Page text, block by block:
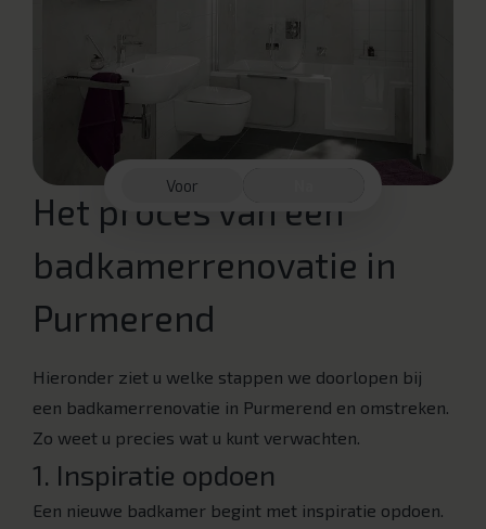
Voor
Het proces van een
badkamerrenovatie in
Purmerend
Hieronder ziet u welke stappen we doorlopen bij
een badkamerrenovatie in Purmerend en omstreken.
Zo weet u precies wat u kunt verwachten.
1. Inspiratie opdoen
Een nieuwe badkamer begint met inspiratie opdoen.